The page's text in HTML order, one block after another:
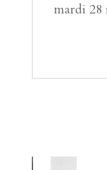
mardi 28